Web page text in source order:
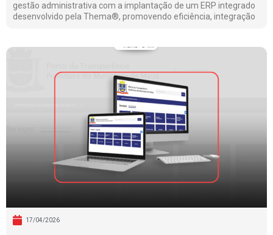
gestão administrativa com a implantação de um ERP integrado
desenvolvido pela Thema®, promovendo eficiência, integração
17/04/2026